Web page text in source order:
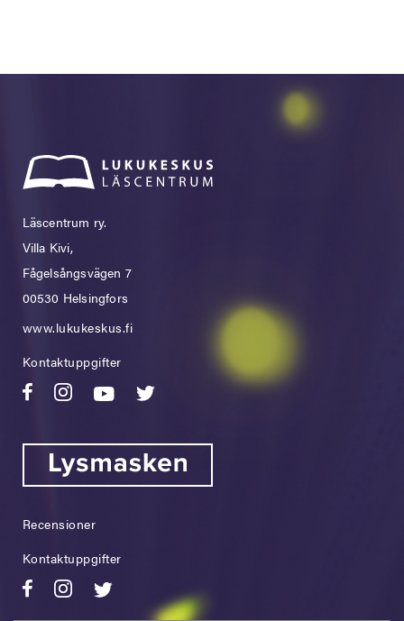
Läscentrum ry.
Villa Kivi,
Fågelsångsvägen 7
00530 Helsingfors
www.lukukeskus.fi
Kontaktuppgifter
Recensioner
Kontaktuppgifter